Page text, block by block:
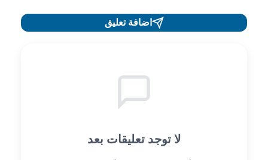
اضافة تعليق
لا توجد تعليقات بعد